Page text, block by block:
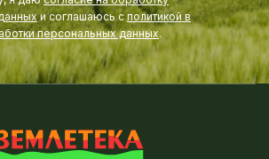
и соглашаюсь сполитикой в
персональных данных.